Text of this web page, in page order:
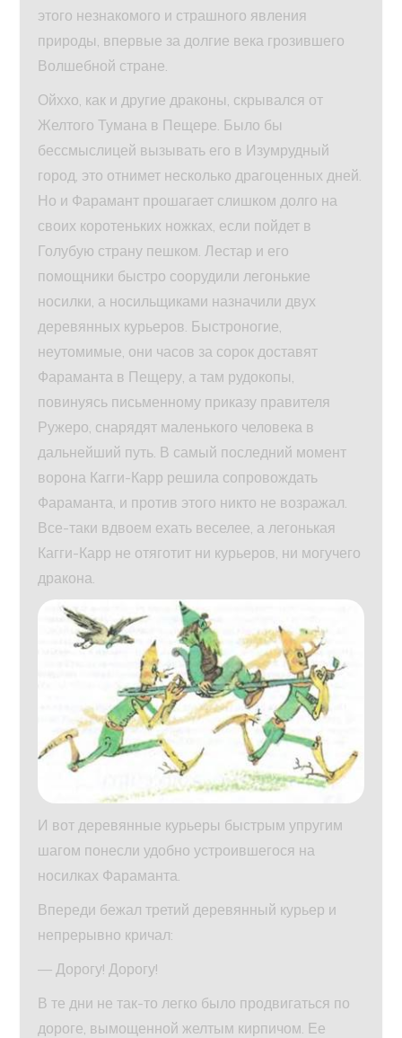
этого незнакомого и страшного явления
природы, впервые за долгие века грозившего
Волшебной стране.
Ойххо, как и другие драконы, скрывался от
Желтого Тумана в Пещере. Было бы
бессмыслицей вызывать его в Изумрудный
город, это отнимет несколько драгоценных дней.
Но и Фарамант прошагает слишком долго на
своих коротеньких ножках, если пойдет в
Голубую страну пешком. Лестар и его
помощники быстро соорудили легонькие
носилки, а носильщиками назначили двух
деревянных курьеров. Быстроногие,
неутомимые, они часов за сорок доставят
Фараманта в Пещеру, а там рудокопы,
повинуясь письменному приказу правителя
Ружеро, снарядят маленького человека в
дальнейший путь. В самый последний момент
ворона Кагги-Карр решила сопровождать
Фараманта, и против этого никто не возражал.
Все-таки вдвоем ехать веселее, а легонькая
Кагги-Карр не отяготит ни курьеров, ни могучего
дракона.
И вот деревянные курьеры быстрым упругим
шагом понесли удобно устроившегося на
носилках Фараманта.
Впереди бежал третий деревянный курьер и
непрерывно кричал:
— Дорогу! Дорогу!
В те дни не так-то легко было продвигаться по
дороге, вымощенной желтым кирпичом. Ее